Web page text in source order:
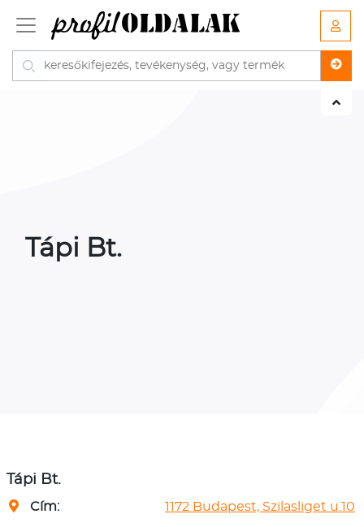
Tápi Bt.
Tápi Bt.
Cím: 1172 Budapest, Szilasliget u.10